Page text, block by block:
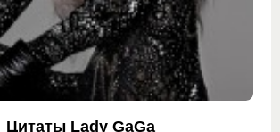
Цитаты Lady GaGa